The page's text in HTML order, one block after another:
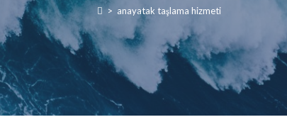
> anayatak taşlama hizmeti